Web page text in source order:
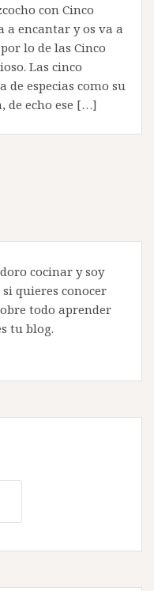
con Cinco
a encantar y os va a
lo de las Cinco
Las cinco
de especias como su
de echo ese […]
cocinar y soy
quieres conocer
todo aprender
tu blog.